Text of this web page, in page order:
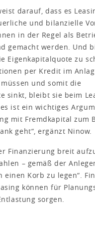
darauf, dass es
und bilanzielle
in der Regel als
gemacht werden. Und
Eigenkapitalquote zu
per Kredit im
und somit die
sinkt, bleibt sie beim
ist ein wichtiges
mit Fremdkapital zum
geht“, ergänzt Ninow.
Finanzierung breit
– gemäß der
einen Korb zu legen“.
können für
sorgen.